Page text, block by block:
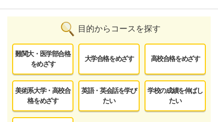
目的からコースを探す
難関大・医学部合格
をめざす
大学合格をめざす 高校合格をめざす
美術系大学・高校合
格をめざす
英語・英会話を学び
たい
学校の成績を伸ばし
たい